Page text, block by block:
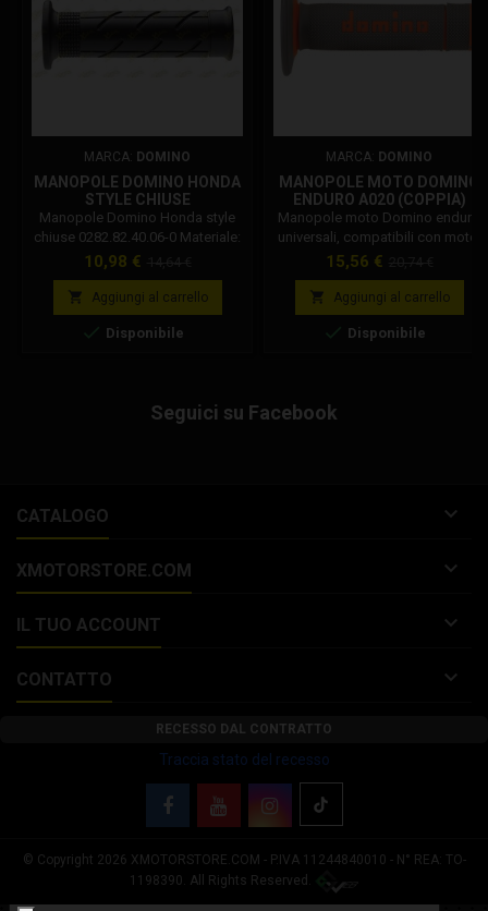
MARCA: DOMINO
MANOPOLE DOMINO HONDA
STYLE CHIUSE
0282.82.40.06-0
Manopole Domino Honda style
chiuse 0282.82.40.06-0 Materiale:
Gomma termoplastica Colore:
Estremità: Chiusa Diametro
Manubrio/Tubo gas: 22/26 mm
Scanalature per filo di ferro : 1
Prezzo
10,98 €
base
 Aggiungi al carrello
 Disponibile
MARCA: DOMINO
MANOPOLE MOTO DOMINO
ENDURO A020 (COPPIA)
Manopole moto Domino enduro
universali, compatibili con moto,
scooter, minimoto, pitbike, ed
comando gas 24 mm Diametro
interno lato manubrio 22 mm
Prezzo
15,56 €
base
 Aggiungi al carrello
 Disponibile
Seguici su Facebook
CATALOGO 
XMOTORSTORE.COM 
IL TUO ACCOUNT 
CONTATTO 
RECESSO DAL CONTRATTO
Traccia stato del recesso
© Copyright 2026 XMOTORSTORE.COM - P.IVA 11244840010 - N° REA: TO-
1198390. All Rights Reserved.
Informativa sulla raccolta
Le tue preferenze relative alla privacy